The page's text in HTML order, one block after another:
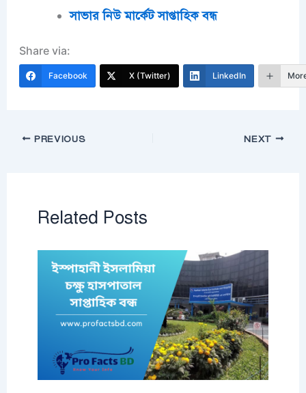
সাভার নিউ মার্কেট সাপ্তাহিক বন্ধ
Share via:
Facebook X (Twitter) LinkedIn
PREVIOUS NEXT
Related Posts